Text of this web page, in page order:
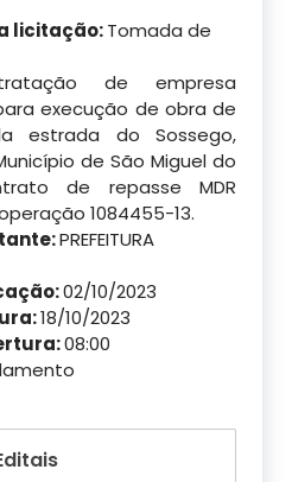
licitação:Tomada de
de empresa
execução de obra de
estrada do Sossego,
de São Miguel do
de repasse MDR
1084455-13.
PREFEITURA
02/10/2023
18/10/2023
08:00